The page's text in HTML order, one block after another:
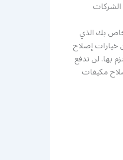
بك الذي
إصلاح
بها. لن تدفع
مكيفات